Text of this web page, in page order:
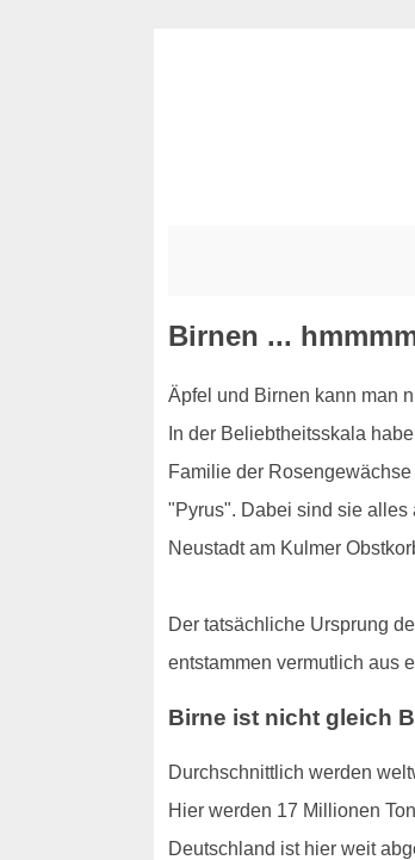
Birnen ...
Äpfel und Birnen kann man
In der Beliebtheitsskala
Familie der
"Pyrus". Dabei sind sie alles
Neustadt am Kulmer
Der tatsächliche Ursprung
entstammen vermutlich aus
Birne ist nicht gleich
Durchschnittlich werden
Hier werden 17 Millionen
Deutschland ist hier weit